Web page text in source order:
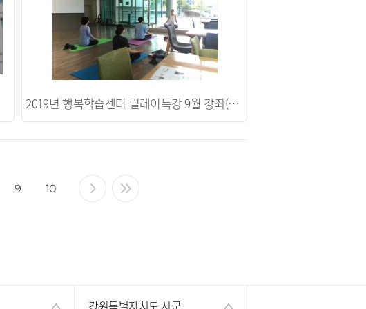
2019년 행복학습센터 릴레이특강 9월 강좌(요가&스트레칭)
9 10
강원특별자치도 시군